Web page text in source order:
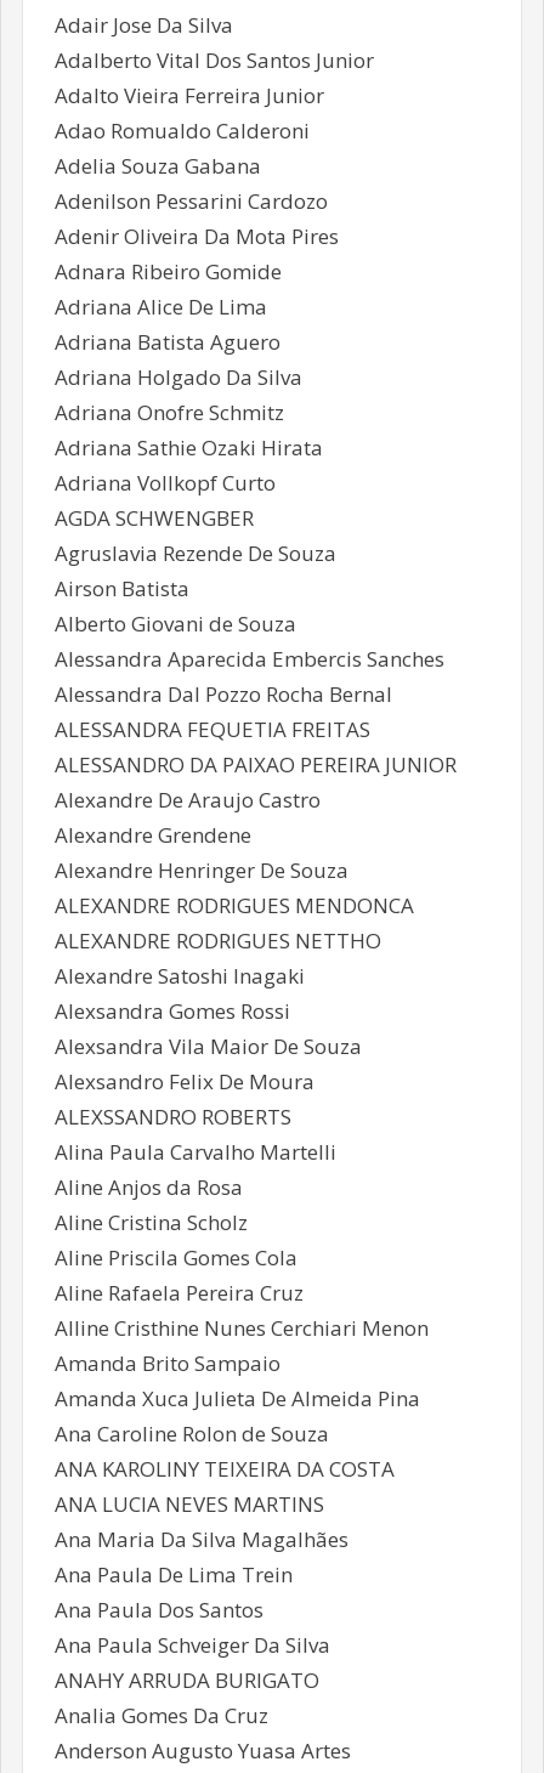
Adair Jose Da Silva
Adalberto Vital Dos Santos Junior
Adalto Vieira Ferreira Junior
Adao Romualdo Calderoni
Adelia Souza Gabana
Adenilson Pessarini Cardozo
Adenir Oliveira Da Mota Pires
Adnara Ribeiro Gomide
Adriana Alice De Lima
Adriana Batista Aguero
Adriana Holgado Da Silva
Adriana Onofre Schmitz
Adriana Sathie Ozaki Hirata
Adriana Vollkopf Curto
AGDA SCHWENGBER
Agruslavia Rezende De Souza
Airson Batista
Alberto Giovani de Souza
Alessandra Aparecida Embercis Sanches
Alessandra Dal Pozzo Rocha Bernal
ALESSANDRA FEQUETIA FREITAS
ALESSANDRO DA PAIXAO PEREIRA JUNIOR
Alexandre De Araujo Castro
Alexandre Grendene
Alexandre Henringer De Souza
ALEXANDRE RODRIGUES MENDONCA
ALEXANDRE RODRIGUES NETTHO
Alexandre Satoshi Inagaki
Alexsandra Gomes Rossi
Alexsandra Vila Maior De Souza
Alexsandro Felix De Moura
ALEXSSANDRO ROBERTS
Alina Paula Carvalho Martelli
Aline Anjos da Rosa
Aline Cristina Scholz
Aline Priscila Gomes Cola
Aline Rafaela Pereira Cruz
Alline Cristhine Nunes Cerchiari Menon
Amanda Brito Sampaio
Amanda Xuca Julieta De Almeida Pina
Ana Caroline Rolon de Souza
ANA KAROLINY TEIXEIRA DA COSTA
ANA LUCIA NEVES MARTINS
Ana Maria Da Silva Magalhães
Ana Paula De Lima Trein
Ana Paula Dos Santos
Ana Paula Schveiger Da Silva
ANAHY ARRUDA BURIGATO
Analia Gomes Da Cruz
Anderson Augusto Yuasa Artes